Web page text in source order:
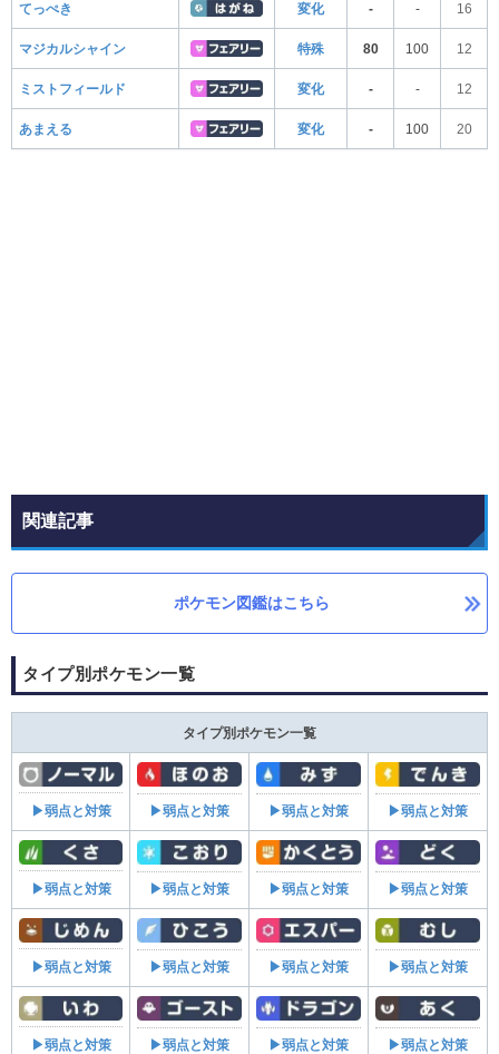
てっぺき 変化 - - 16
マジカルシャイン 特殊 80 100 12
ミストフィールド 変化 - - 12
あまえる 変化 - 100 20
関連記事
ポケモン図鑑はこちら
タイプ別ポケモン一覧
タイプ別ポケモン一覧
▶弱点と対策 ▶弱点と対策 ▶弱点と対策 ▶弱点と対策
▶弱点と対策 ▶弱点と対策 ▶弱点と対策 ▶弱点と対策
▶弱点と対策 ▶弱点と対策 ▶弱点と対策 ▶弱点と対策
▶弱点と対策 ▶弱点と対策 ▶弱点と対策 ▶弱点と対策